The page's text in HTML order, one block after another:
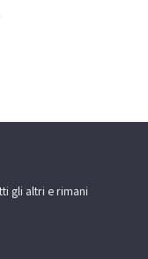
gli altri e rimani